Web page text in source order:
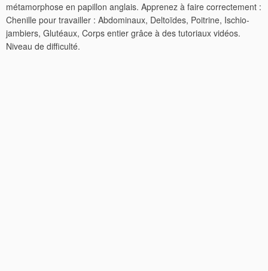
métamorphose en papillon anglais. Apprenez à faire correctement :
Chenille pour travailler : Abdominaux, Deltoïdes, Poitrine, Ischio-
jambiers, Glutéaux, Corps entier grâce à des tutoriaux vidéos.
Niveau de difficulté.